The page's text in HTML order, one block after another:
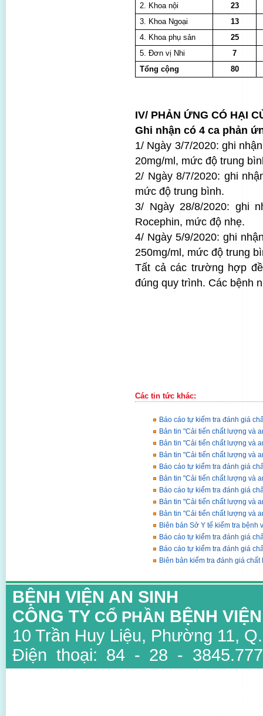
2. Khoa nội
23
3. Khoa Ngoại
13
4. Khoa phụ sản
25
5. Đơn vị Nhi
7
Tổng cộng
80
IV/ PHẢN ỨNG CÓ HẠI
Ghi nhận có 4 ca phản
1/ Ngày 3/7/2020: ghi
20mg/ml, mức độ trung
2/ Ngày 8/7/2020: ghi
mức độ trung bình.
3/ Ngày 28/8/2020: ghi
Rocephin, mức độ nhẹ.
4/ Ngày 5/9/2020: ghi
250mg/ml, mức độ trung
Tất cả các trường hợp
đúng quy trình. Các bệnh
Các tin tức khác:
Báo cáo tự kiểm tra đánh giá
Bản tin "Cải tiến chất lượng và
Bản tin "Cải tiến chất lượng và
Bản tin "Cải tiến chất lượng và
Báo cáo tự kiểm tra đánh giá
Bản tin "Cải tiến chất lượng và
Báo cáo tự kiểm tra đánh giá
Bản tin "Cải tiến chất lượng và
Bản tin "Cải tiến chất lượng và
Biên bản Sở Y tế kiểm tra bệnh
Báo cáo tự kiểm tra đánh giá
Báo cáo tự kiểm tra đánh giá
Biên bản kiểm tra đánh giá
BỆNH VIỆN AN SINH
CÔNG TY CỔ PHẦN BỆNH
10 Trần Huy Liệu, Phường 11,
Điện thoại: 84 - 28 -
3847.6734